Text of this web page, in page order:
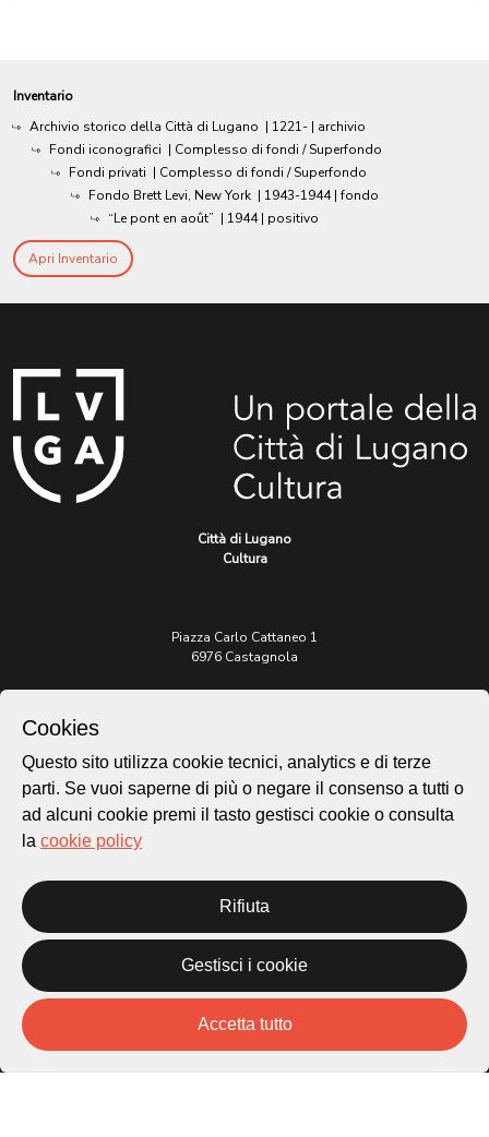
Inventario
Archivio storico della Città di Lugano | 1221- | archivio
Fondi iconografici | Complesso di fondi / Superfondo
Fondi privati | Complesso di fondi / Superfondo
Fondo Brett Levi, New York | 1943-1944 | fondo
“Le pont en août” | 1944 | positivo
Apri Inventario
Città di Lugano
Cultura
Piazza Carlo Cattaneo 1
6976 Castagnola
patrimonio@lugano.ch
t. +41 58 866 68 50
Sito istituzionale:
Privacy Policy
Credits
Homepage
Storie
Novità
Cookies
Questo sito utilizza cookie tecnici, analytics e di terze
parti. Se vuoi saperne di più o negare il consenso a tutti o
ad alcuni cookie premi il tasto gestisci cookie o consulta
la cookie policy
Rifiuta
Gestisci i cookie
Accetta tutto